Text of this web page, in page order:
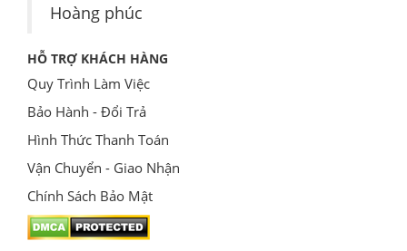
Hoàng phúc
HỖ TRỢ KHÁCH HÀNG
Quy Trình Làm Việc
Bảo Hành - Đổi Trả
Hình Thức Thanh Toán
Vận Chuyển - Giao Nhận
Chính Sách Bảo Mật